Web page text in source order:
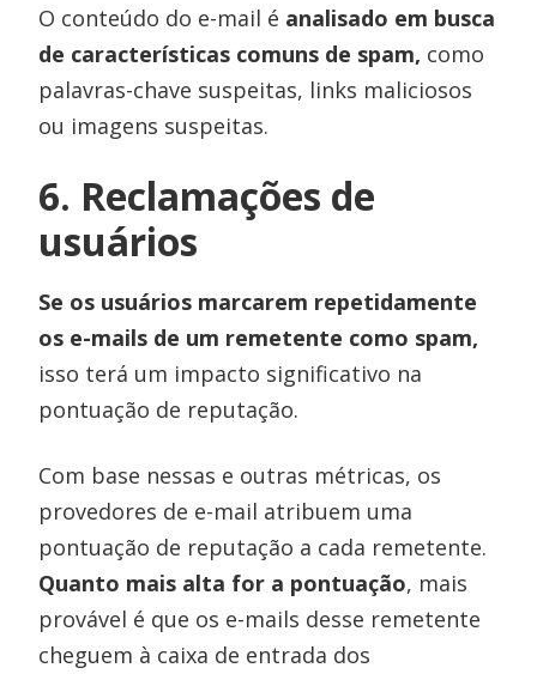
O conteúdo do e-mail é analisado em busca
de características comuns de spam, como
palavras-chave suspeitas, links maliciosos
ou imagens suspeitas.
6. Reclamações de
usuários
Se os usuários marcarem repetidamente
os e-mails de um remetente como spam,
isso terá um impacto significativo na
pontuação de reputação.
Com base nessas e outras métricas, os
provedores de e-mail atribuem uma
pontuação de reputação a cada remetente.
Quanto mais alta for a pontuação, mais
provável é que os e-mails desse remetente
cheguem à caixa de entrada dos